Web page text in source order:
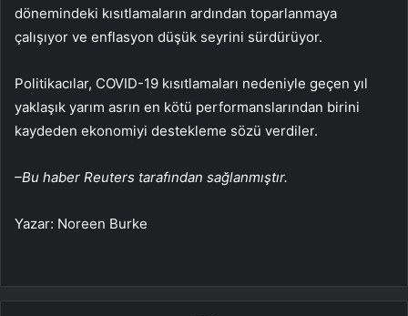
dönemindeki kısıtlamaların ardından toparlanmaya
çalışıyor ve enflasyon düşük seyrini sürdürüyor.
Politikacılar, COVID-19 kısıtlamaları nedeniyle geçen yıl
yaklaşık yarım asrın en kötü performanslarından birini
kaydeden ekonomiyi destekleme sözü verdiler.
–Bu haber Reuters tarafından sağlanmıştır.
Yazar: Noreen Burke